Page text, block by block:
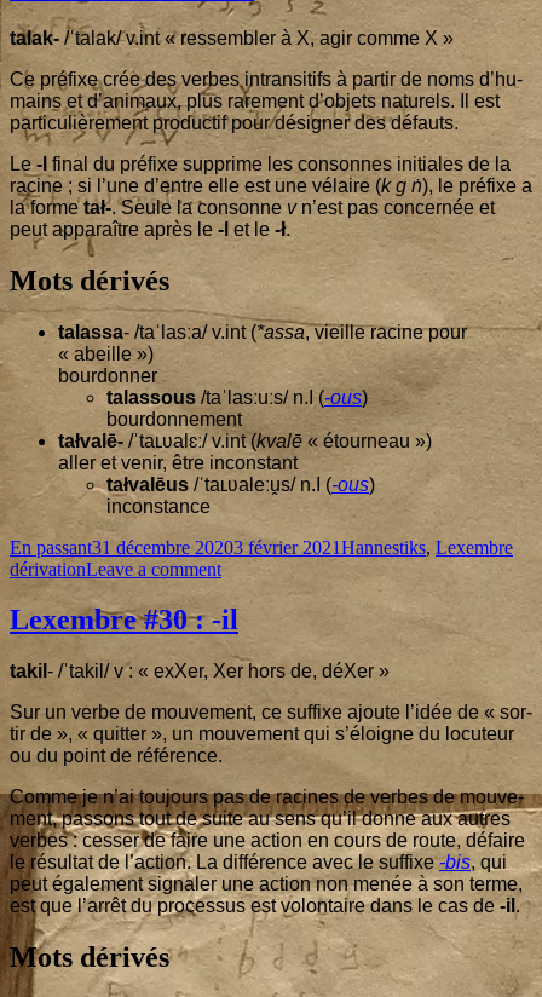
talak- /ˈtalak/ v.int « res­sem­bler à X, agir comme X »
Ce pré­fixe crée des verbes intran­si­tifs à par­tir de noms d’hu­
mains et d’a­ni­maux, plus rare­ment d’ob­jets natu­rels. Il est
par­ti­cu­liè­re­ment pro­duc­tif pour dési­gner des défauts.
Le-l final du pré­fixe sup­prime les consonnes ini­tiales de la
racine ; si l’une d’entre elle est une vélaire (k g ṅ), le pré­fixe a
la formetał-. Seule la consonnevn’est pas concer­née et
peut appa­raître après le -l et le -ł.
Mots dérivés
talas­sa- /taˈlasːa/ v.int (*assa, vieille racine pour
« abeille »)
bour­don­ner
talas­sous /taˈlasːuːs/ n.I (-ous)
bour­don­ne­ment
tał­valē- /ˈtaʟʋalɛː/ v.int (kvalē « étour­neau »)
aller et venir, être inconstant
tał­valēus /ˈtaʟʋaleːu̯s/ n.I (-ous)
incons­tance
Format
En passantPublished
on
31 décembre 20203 février 2021Categories
Hannestiks, Lexembre
dérivationLeave a commenton
Lexembre
#31
tal-
Lexembre #30: ‑il
takil - /ˈtakil/ v : « exXer, Xer hors de, déXer »
Sur un verbe de mou­ve­ment, ce suf­fixe ajoute l’i­dée de « sor­
tir de », « quit­ter », un mou­ve­ment qui s’é­loigne du locu­teur
ou du point de référence.
Comme je n’ai tou­jours pas de racines de verbes de mou­ve­
ment, pas­sons tout de suite au sens qu’il donne aux autres
verbes : ces­ser de faire une action en cours de route, défaire
le résul­tat de l’ac­tion. La dif­fé­rence avec le suf­fixe-bis, qui
peut éga­le­ment signa­ler une action non menée à son terme,
est que l’ar­rêt du pro­ces­sus est volon­taire dans le cas de-il .
Mots dérivés